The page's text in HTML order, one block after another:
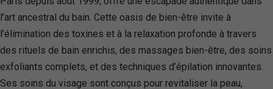
l’art ancestral du bain. Cette oasis de bien-être invite à
l’élimination des toxines et à la relaxation profonde à travers
des rituels de bain enrichis, des massages bien-être, des soins
exfoliants complets, et des techniques d’épilation innovantes.
Ses soins du visage sont conçus pour revitaliser la peau,